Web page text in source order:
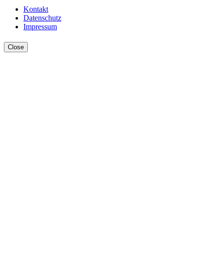
Kontakt
Datenschutz
Impressum
Close